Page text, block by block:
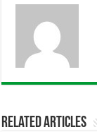
Related Articles